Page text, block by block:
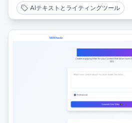
AIテキストとライティングツール